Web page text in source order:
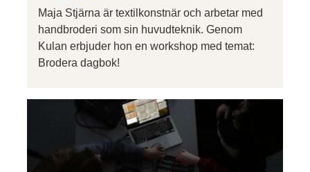
Maja Stjärna är textilkonstnär och arbetar med
handbroderi som sin huvudteknik. Genom
Kulan erbjuder hon en workshop med temat:
Brodera dagbok!